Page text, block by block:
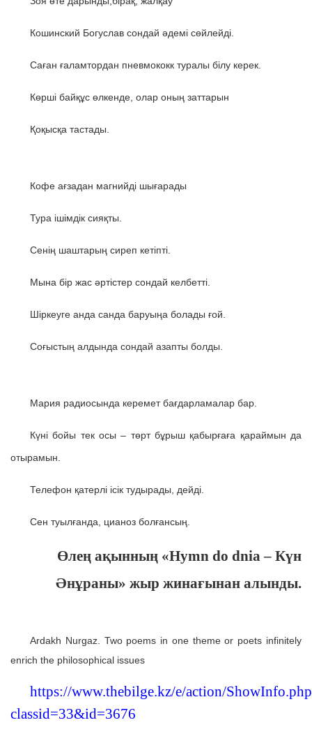
Кошинский Богуслав сондай әдемі сөйлейді.
Саған ғаламтордан пневмококк туралы білу керек.
Көрші байқұс өлкенде, олар оның заттарын
Қоқысқа тастады.
Кофе ағзадан магнийді шығарады
Тура ішімдік сияқты.
Сенің шаштарың сиреп кетіпті.
Мына бір жас әртістер сондай келбетті.
Шіркеуге анда санда баруыңа болады ғой.
Соғыстың алдында сондай азапты болды.
Мария радиосында керемет бағдарламалар бар.
Күні бойы тек осы – төрт бұрыш қабырғаға қараймын да
отырамын.
Телефон қатерлі ісік тудырады, дейді.
Сен туылғанда, цианоз болғансың.
Өлең ақынның «Hymn do dnia – Күн
Әнұраны» жыр жинағынан алынды.
Ardakh Nurgaz. Two poems in one theme or poets infinitely
enrich the philosophical issues
https://www.thebilge.kz/e/action/
classid=33&id=3676